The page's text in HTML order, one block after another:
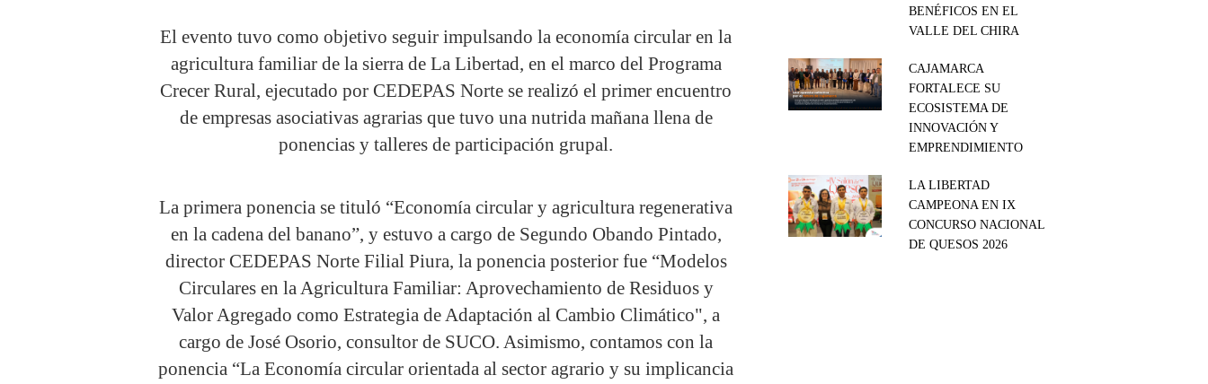
El evento tuvo como objetivo seguir impulsando la economía circular en la
agricultura familiar de la sierra de La Libertad, en el marco del Programa
Crecer Rural, ejecutado por CEDEPAS Norte se realizó el primer encuentro
de empresas asociativas agrarias que tuvo una nutrida mañana llena de
ponencias y talleres de participación grupal.
La primera ponencia se tituló “Economía circular y agricultura regenerativa
en la cadena del banano”, y estuvo a cargo de Segundo Obando Pintado,
director CEDEPAS Norte Filial Piura, la ponencia posterior fue “Modelos
Circulares en la Agricultura Familiar: Aprovechamiento de Residuos y
Valor Agregado como Estrategia de Adaptación al Cambio Climático", a
cargo de José Osorio, consultor de SUCO. Asimismo, contamos con la
ponencia “La Economía circular orientada al sector agrario y su implicancia
BENÉFICOS EN EL
VALLE DEL CHIRA
CAJAMARCA
FORTALECE SU
ECOSISTEMA DE
INNOVACIÓN Y
EMPRENDIMIENTO
LA LIBERTAD
CAMPEONA EN IX
CONCURSO NACIONAL
DE QUESOS 2026